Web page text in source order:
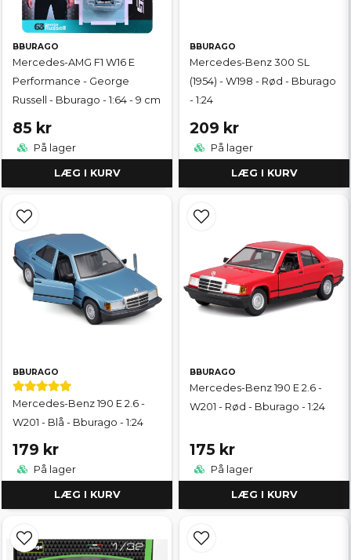
BBURAGO
Mercedes-AMG F1 W16 E
Performance - George
Russell - Bburago - 1:64 - 9 cm
85 kr
På lager
LÆG I KURV
BBURAGO
Mercedes-Benz 300 SL
(1954) - W198 - Rød - Bburago
- 1:24
209 kr
På lager
LÆG I KURV
BBURAGO
Mercedes-Benz 190 E 2.6 -
W201 - Blå - Bburago - 1:24
179 kr
På lager
LÆG I KURV
BBURAGO
Mercedes-Benz 190 E 2.6 -
W201 - Rød - Bburago - 1:24
175 kr
På lager
LÆG I KURV